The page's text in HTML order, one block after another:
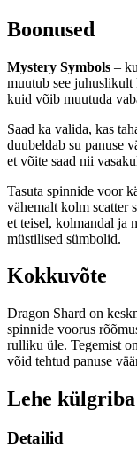
Boonused
Mystery Symbols –
muutub see juhuslikult
kuid võib muutuda
Saad ka valida, kas
duubeldab su panuse
et võite saad nii
Tasuta spinnide voor
vähemalt kolm scatter
et teisel, kolmandal ja
müstilised sümbolid.
Kokkuvõte
Dragon Shard on
spinnide voorus
rulliku üle. Tegemist
võid tehtud panuse
Lehe külgriba
Detailid